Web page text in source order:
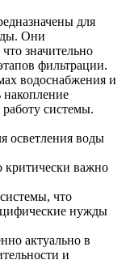
для
Они
значительно
фильтрации.
водоснабжения и
накопление
системы.
осветления воды
критически важно
что
нужды
актуально в
и